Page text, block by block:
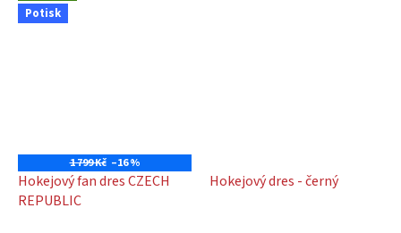
Potisk
1 799 Kč –16 %
Hokejový fan dres CZECH
REPUBLIC
Hokejový dres - černý